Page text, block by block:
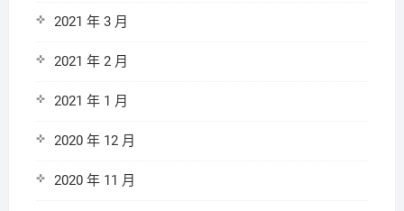
2021 年 3 月
2021 年 2 月
2021 年 1 月
2020 年 12 月
2020 年 11 月